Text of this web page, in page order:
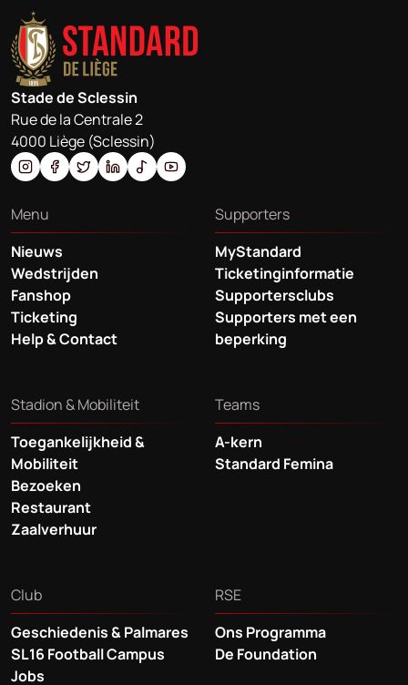
Stade de Sclessin
Rue de la Centrale 2
4000 Liège (Sclessin)
Menu
Nieuws
Wedstrijden
Fanshop
Ticketing
Help & Contact
Supporters
MyStandard
Ticketinginformatie
Supportersclubs
Supporters met een
beperking
Stadion & Mobiliteit
Toegankelijkheid &
Mobiliteit
Bezoeken
Restaurant
Zaalverhuur
Teams
A-kern
Standard Femina
Club
Geschiedenis & Palmares
SL16 Football Campus
Jobs
RSE
Ons Programma
De Foundation